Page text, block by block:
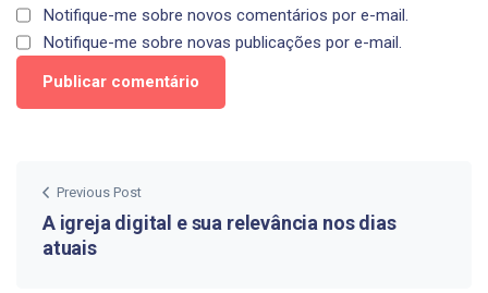
Notifique-me sobre novos comentários por e-mail.
Notifique-me sobre novas publicações por e-mail.
Previous Post
A igreja digital e sua relevância nos dias
atuais